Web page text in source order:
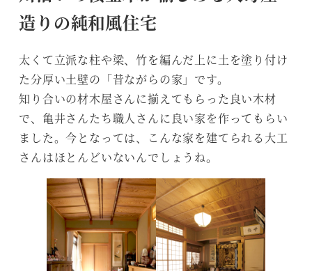
造りの純和風住宅
太くて立派な柱や梁、竹を編んだ上に土を塗り付け
た分厚い土壁の「昔ながらの家」です。
知り合いの材木屋さんに揃えてもらった良い木材
で、亀井さんたち職人さんに良い家を作ってもらい
ました。今となっては、こんな家を建てられる大工
さんはほとんどいないんでしょうね。